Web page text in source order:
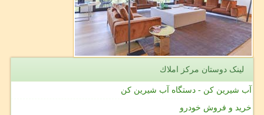
لینک دوستان مركز املاك
آب شیرین کن - دستگاه آب شیرین کن
خرید و فروش خودرو